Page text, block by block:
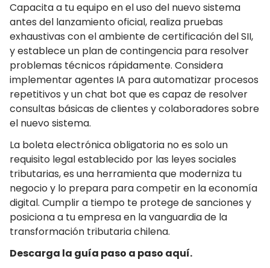
Capacita a tu equipo en el uso del nuevo sistema
antes del lanzamiento oficial, realiza pruebas
exhaustivas con el ambiente de certificación del SII,
y establece un plan de contingencia para resolver
problemas técnicos rápidamente. Considera
implementar agentes IA para automatizar procesos
repetitivos y un chat bot que es capaz de resolver
consultas básicas de clientes y colaboradores sobre
el nuevo sistema.
La boleta electrónica obligatoria no es solo un
requisito legal establecido por las leyes sociales
tributarias, es una herramienta que moderniza tu
negocio y lo prepara para competir en la economía
digital. Cumplir a tiempo te protege de sanciones y
posiciona a tu empresa en la vanguardia de la
transformación tributaria chilena.
Descarga la guía paso a paso aquí.